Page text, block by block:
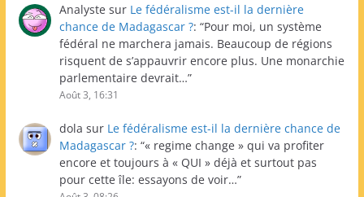
Analyste sur Le fédéralisme est-il la dernière
chance de Madagascar ?: “Pour moi, un système
fédéral ne marchera jamais. Beaucoup de régions
risquent de s’appauvrir encore plus. Une monarchie
parlementaire devrait…”
Août 3, 16:31
dola sur Le fédéralisme est-il la dernière chance de
Madagascar ?: “« regime change » qui va profiter
encore et toujours à « QUI » déjà et surtout pas
pour cette île: essayons de voir…”